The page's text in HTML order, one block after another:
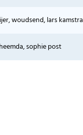
woudsend, lars kamstra
sophie post